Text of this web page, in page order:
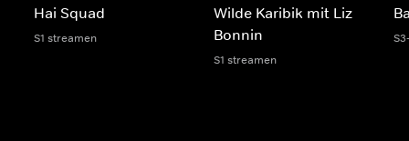
Hai Squad
S1 streamen
Wilde Karibik mit Liz
Bonnin
S1 streamen